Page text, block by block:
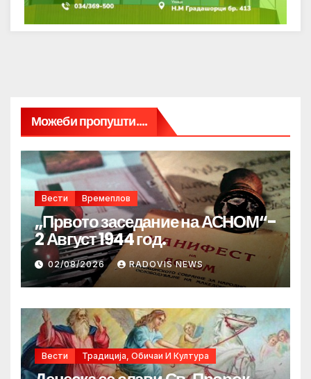
Можеби пропушти....
Вести Времеплов
„Првото заседание на АСНОМ“-
2 Август 1944 год.
02/08/2026 RADOVIS NEWS
Вести Традиција, Обичаи И Култура